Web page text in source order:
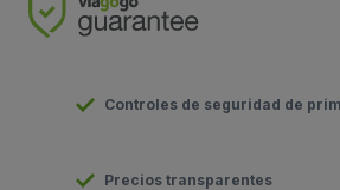
Controles de seguridad de
Precios transparentes